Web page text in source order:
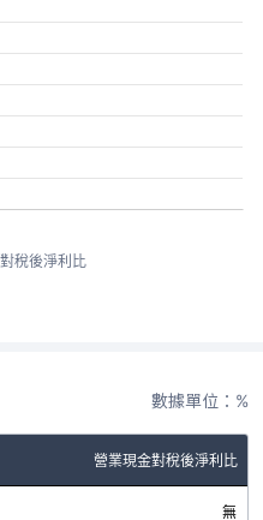
稅後淨利比
數據單位：%
營業現金對稅後淨利比
無